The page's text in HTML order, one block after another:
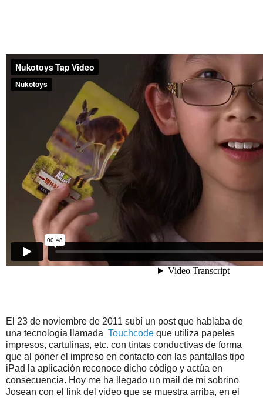
El 23 de noviembre de 2011 subí un post que hablaba de
una tecnología llamada Touchcode que utiliza papeles
impresos, cartulinas, etc. con tintas conductivas de forma
que al poner el impreso en contacto con las pantallas tipo
iPad la aplicación reconoce dicho código y actúa en
consecuencia. Hoy me ha llegado un mail de mi sobrino
Josean con el link del video que se muestra arriba, en el